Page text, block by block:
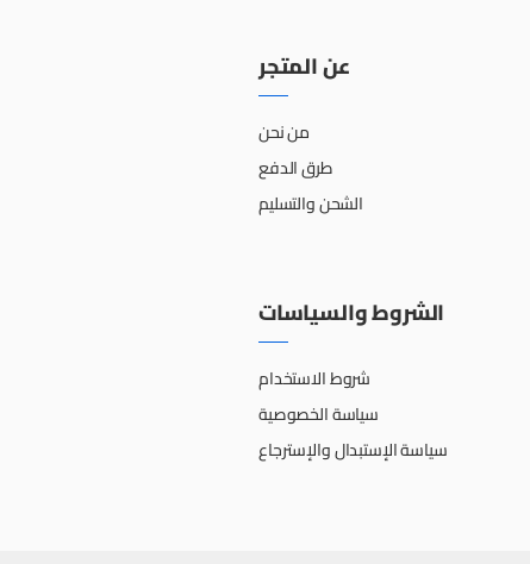
عن المتجر
من نحن
طرق الدفع
الشحن والتسليم
الشروط والسياسات
شروط الاستخدام
سياسة الخصوصية
سياسة الإستبدال والإسترجاع